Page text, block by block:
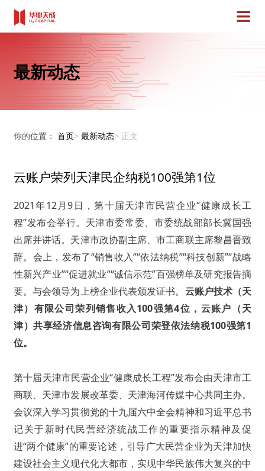
最新动态
你的位置： 首页> 最新动态> 正文
云账户荣列天津民企纳税100强第1位
2021年12月9日，第十届天津市民营企业“健康成长工
程”发布会举行。天津市委常委、市委统战部部长冀国强
出席并讲话。天津市政协副主席、市工商联主席黎昌晋致
辞。会上，发布了“销售收入”“依法纳税”“科技创新”“战略
性新兴产业”“促进就业”“诚信示范”百强榜单及研究报告摘
要。与会领导为上榜企业代表颁发证书。 云账户技术（天
津）有限公司荣列销售收入100强第4位，云账户（天
津）共享经济信息咨询有限公司荣登依法纳税100强第1
位。
第十届天津市民营企业“健康成长工程”发布会由天津市工
商联、天津市发展改革委、天津海河传媒中心共同主办。
会议深入学习贯彻党的十九届六中全会精神和习近平总书
记关于新时代民营经济统战工作的重要指示精神及促
进“两个健康”的重要论述，引导广大民营企业为天津加快
建设社会主义现代化大都市，实现中华民族伟大复兴的中